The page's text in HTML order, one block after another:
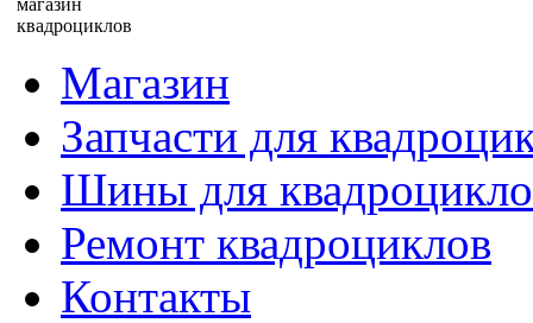
Магазин
Запчасти для
Шины для
Ремонт квадроциклов
Контакты